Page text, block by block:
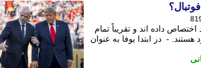
داده اند و تقریباً تمام
هستند. - در ابتدا یوفا به عنوان